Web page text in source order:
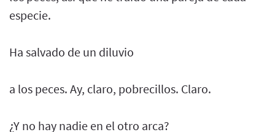
especie.
Ha salvado de un diluvio
a los peces. Ay, claro, pobrecillos. Claro.
¿Y no hay nadie en el otro arca?